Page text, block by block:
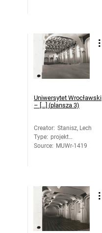
Uniwersytet Wrocławski
– [...] (plansza 3)
Creator: Stanisz, Lech
Type: projekt
architektoniczny
Source: MUWr-1419